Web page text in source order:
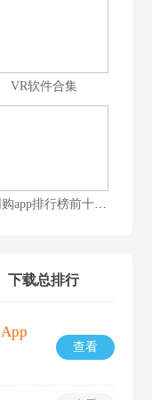
VR软件合集
网购app排行榜前十名
下载总排行
查看